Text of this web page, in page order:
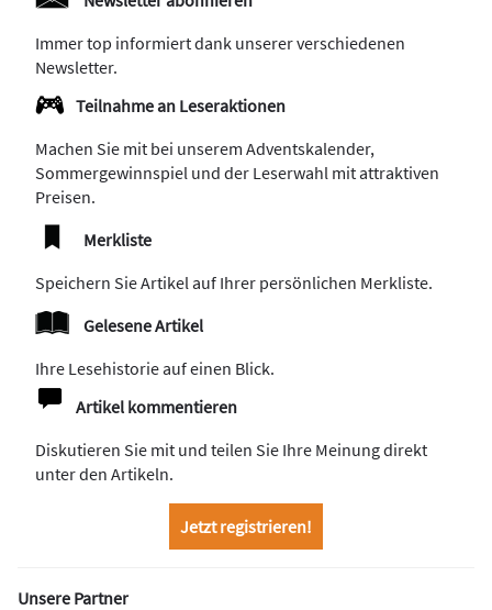
Immer top informiert dank unserer verschiedenen
Newsletter.
Teilnahme an Leseraktionen
Machen Sie mit bei unserem Adventskalender,
Sommergewinnspiel und der Leserwahl mit attraktiven
Preisen.
Merkliste
Speichern Sie Artikel auf Ihrer persönlichen Merkliste.
Gelesene Artikel
Ihre Lesehistorie auf einen Blick.
Artikel kommentieren
Diskutieren Sie mit und teilen Sie Ihre Meinung direkt
unter den Artikeln.
Jetzt registrieren!
Unsere Partner